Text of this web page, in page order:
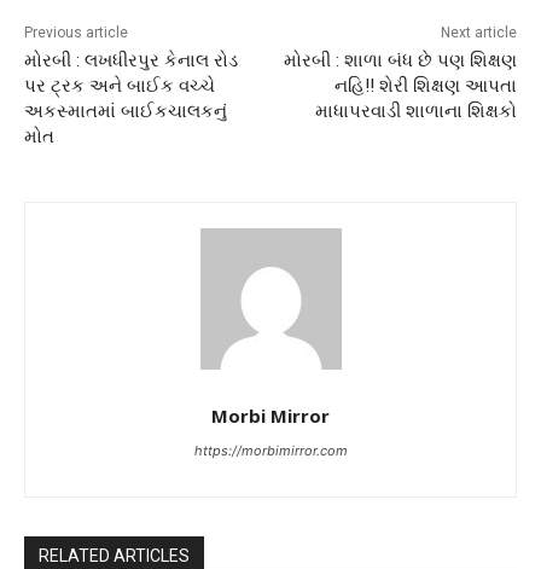
Previous article
મોરબી : લખધીરપુર કેનાલ રોડ
પર ટ્રક અને બાઈક વચ્ચે
અકસ્માતમાં બાઈકચાલકનું
મોત
Next article
મોરબી : શાળા બંધ છે પણ શિક્ષણ
નહિ!! શેરી શિક્ષણ આપતા
માધાપરવાડી શાળાના શિક્ષકો
Morbi Mirror
https://morbimirror.com
RELATED ARTICLES